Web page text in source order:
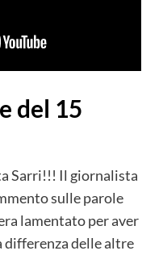
del 15
Sarri!!! Il giornalista
sulle parole
lamentato per aver
differenza delle altre